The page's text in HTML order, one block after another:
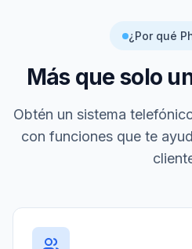
¿Por qué
Más que solo
Obtén un sistema
con funciones que te